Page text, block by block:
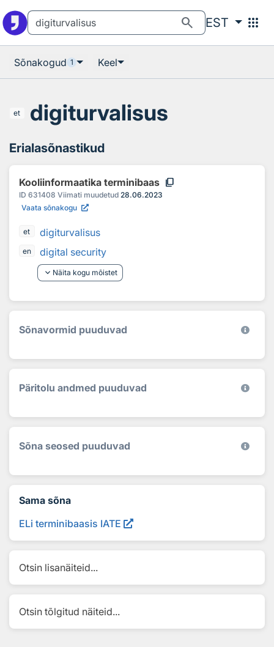
search EST apps
Sõnakogud 1 Keel
et digiturvalisus
Erialasõnastikud
Kooliinformaatika terminibaas content_copy
ID 631408 Viimati muudetud 28.06.2023
Vaata sõnakogu
et digiturvalisus
en
digital security
keyboard_arrow_down Näita kogu mõistet
Sõnavormid puuduvad
Päritolu andmed puuduvad
Sõna seosed puuduvad
Sama sõna
ELi terminibaasis IATE
Otsin lisanäiteid...
Otsin tõlgitud näiteid...